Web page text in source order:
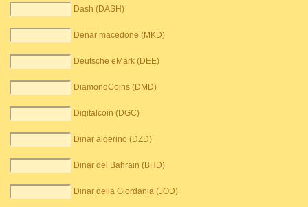
Dash (DASH)
Denar macedone (MKD)
Deutsche eMark (DEE)
DiamondCoins (DMD)
Digitalcoin (DGC)
Dinar algerino (DZD)
Dinar del Bahrain (BHD)
Dinar della Giordania (JOD)